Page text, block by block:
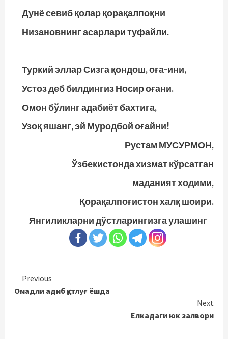
Дунё севиб қолар қорақалпоқни
Низановнинг асарлари туфайли.
Туркий эллар Сизга қондош, оға-ини,
Устоз деб билдингиз Носир оғани.
Омон бўлинг адабиёт бахтига,
Узоқ яшанг, эй Муродбой оғайни!
Рустам МУСУРМОН,
Ўзбекистонда хизмат кўрсатган
маданият ходими,
Қорақалпоғистон халқ шоири.
Янгиликларни дўстларингизга улашинг
Continue
Reading
Previous
Омадли адиб қутлуғ ёшда
Next
Елкадаги юк залвори